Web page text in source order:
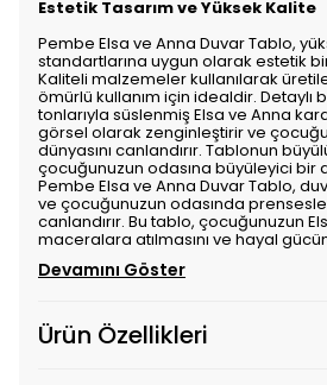
Estetik Tasarım ve Yüksek Kalite
Pembe Elsa ve Anna Duvar Tablo,
standartlarına uygun olarak estetik
Kaliteli malzemeler kullanılarak
ömürlü kullanım için idealdir. Detaylı
tonlarıyla süslenmiş Elsa ve Anna
görsel olarak zenginleştirir ve
dünyasını canlandırır. Tablonun
çocuğunuzun odasına büyüleyici bir
Pembe Elsa ve Anna Duvar Tablo,
ve çocuğunuzun odasında
canlandırır. Bu tablo, çocuğunuzun
maceralara atılmasını ve hayal
Devamını Göster
Ürün Özellikleri